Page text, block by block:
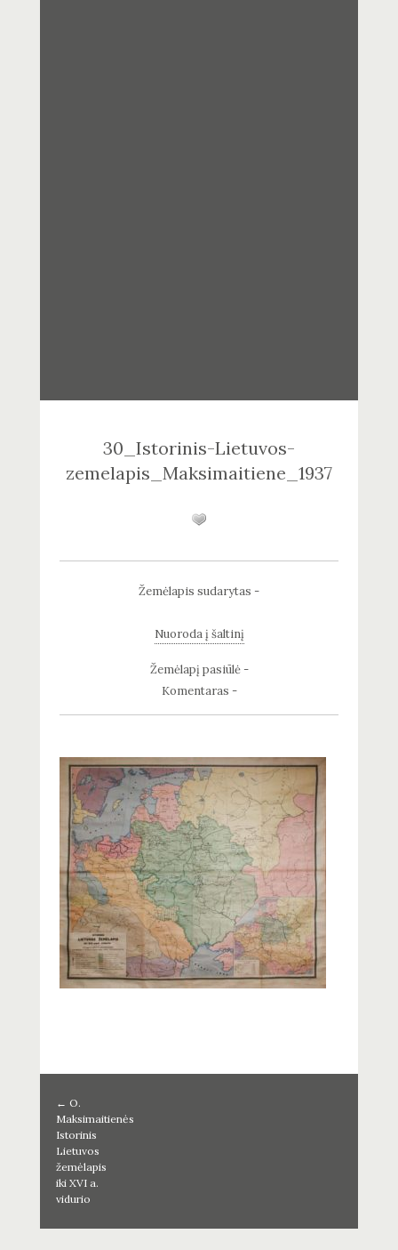
30_Istorinis-Lietuvos-
zemelapis_Maksimaitiene_1937
Žemėlapis sudarytas -
Nuoroda į šaltinį
Žemėlapį pasiūlė -
Komentaras -
← O.
Maksimaitienės
Istorinis
Lietuvos
žemėlapis
iki XVI a.
vidurio